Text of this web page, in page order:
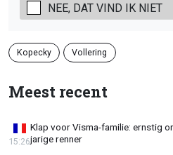
NEE, DAT VIND IK NIET
Kopecky Vollering
Meest recent
Klap voor Visma-familie: ernstig
jarige renner
15:26